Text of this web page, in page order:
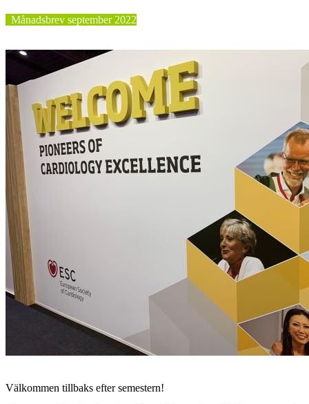
Månadsbrev september 2022
Välkommen tillbaks efter semestern!